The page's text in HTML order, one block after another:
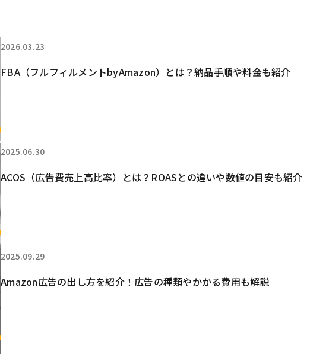
2026.03.23
FBA（フルフィルメントbyAmazon）とは？納品手順や料金も紹介
2025.06.30
ACOS（広告費売上高比率）とは？ROASとの違いや数値の目安も紹介
2025.09.29
Amazon広告の出し方を紹介！広告の種類やかかる費用も解説